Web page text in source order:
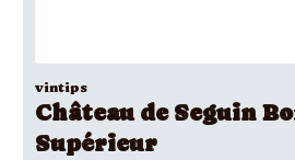
vintips
Château de Seguin
Supérieur